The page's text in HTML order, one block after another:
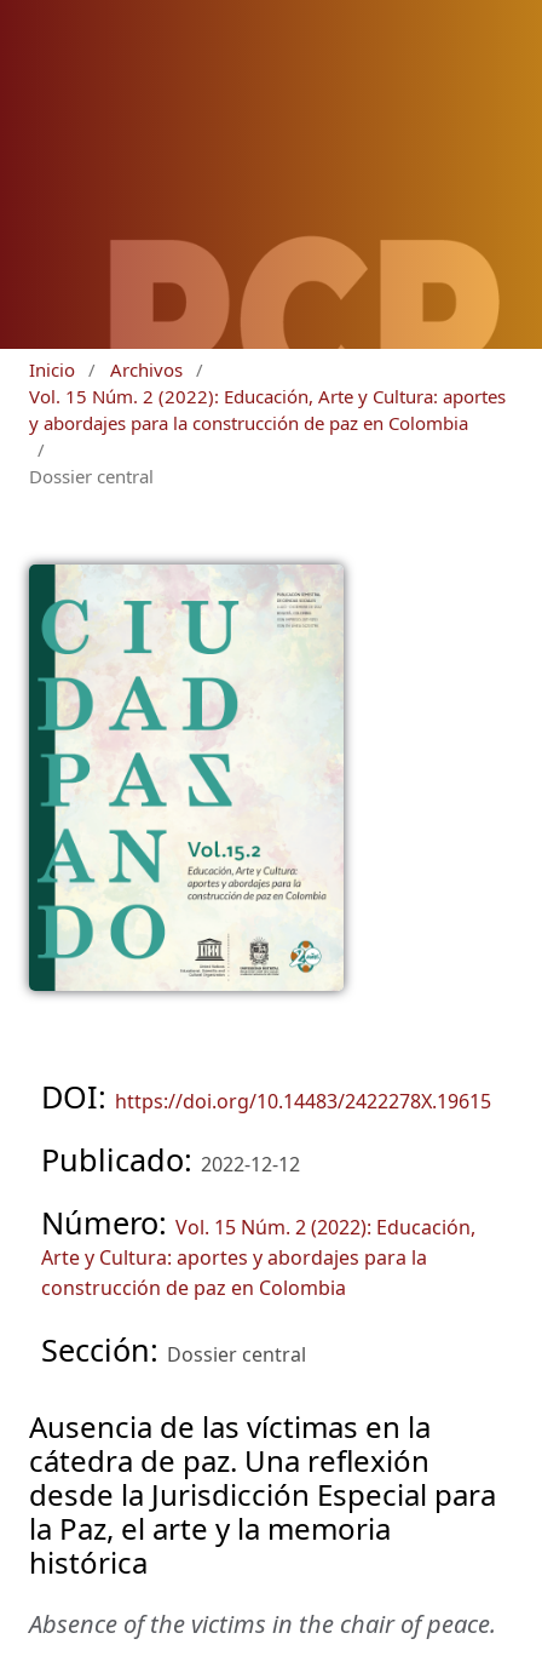
Inicio / Archivos /
Vol. 15 Núm. 2 (2022): Educación, Arte y Cultura: aportes
y abordajes para la construcción de paz en Colombia
/
Dossier central
DOI: https://doi.org/10.14483/2422278X.19615
Publicado: 2022-12-12
Número: Vol. 15 Núm. 2 (2022): Educación,
Arte y Cultura: aportes y abordajes para la
construcción de paz en Colombia
Sección: Dossier central
Ausencia de las víctimas en la
cátedra de paz. Una reflexión
desde la Jurisdicción Especial para
la Paz, el arte y la memoria
histórica
Absence of the victims in the chair of peace.